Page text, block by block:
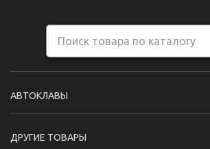
АВТОКЛАВЫ
ДРУГИЕ ТОВАРЫ